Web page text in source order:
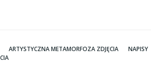
ARTYSTYCZNA METAMORFOZA ZDJĘCIA NAPISY